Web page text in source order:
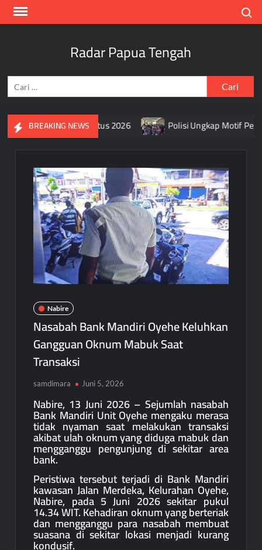
Skip
Radar Papua Tengah
untuk:
BREAKING NEWS
Putih Selama Agustus 2026 Polisi Ungkap Motif
Nabire
Nasabah Bank Mandiri Oyehe Keluhkan
Gangguan Oknum Mabuk Saat
Transaksi
samdimara Juni 5, 2026
Nabire, 13 Juni 2026 – Sejumlah nasabah
Bank Mandiri Unit Oyehe mengaku merasa
tidak nyaman saat melakukan transaksi
akibat ulah oknum yang diduga mabuk dan
mengganggu pengunjung di sekitar area
bank.
Peristiwa tersebut terjadi di Bank Mandiri
kawasan Jalan Merdeka, Kelurahan Oyehe,
Nabire, pada 5 Juni 2026 sekitar pukul
14.34 WIT. Kehadiran oknum yang berteriak
dan mengganggu para nasabah membuat
suasana di sekitar lokasi menjadi kurang
kondusif.